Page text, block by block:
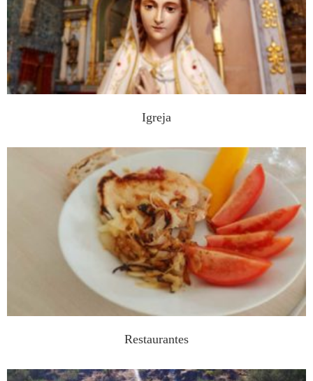
Igreja
Restaurantes